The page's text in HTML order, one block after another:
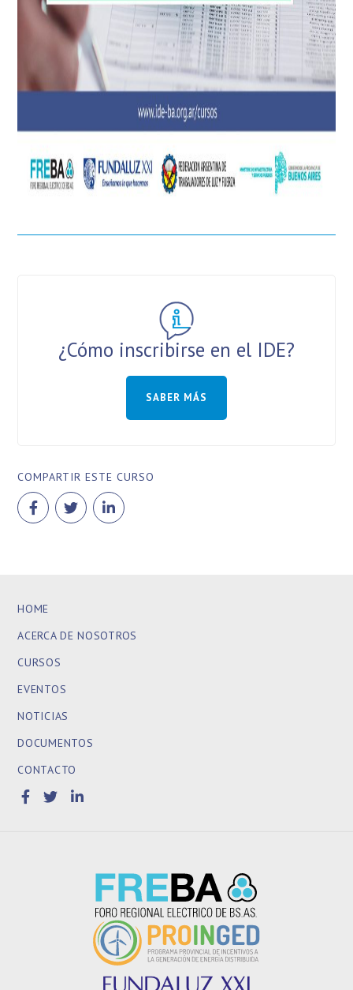
¿Cómo inscribirse en el IDE?
SABER MÁS
COMPARTIR ESTE CURSO
HOME
ACERCA DE NOSOTROS
CURSOS
EVENTOS
NOTICIAS
DOCUMENTOS
CONTACTO